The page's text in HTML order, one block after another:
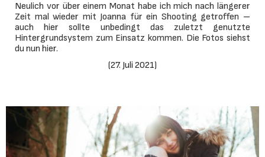
Neulich vor über einem Monat habe ich mich nach längerer
Zeit mal wieder mit Joanna für ein Shooting getroffen –
auch hier sollte unbedingt das zuletzt genutzte
Hintergrundsystem zum Einsatz kommen. Die Fotos siehst
du nun hier.
(27. Juli 2021)